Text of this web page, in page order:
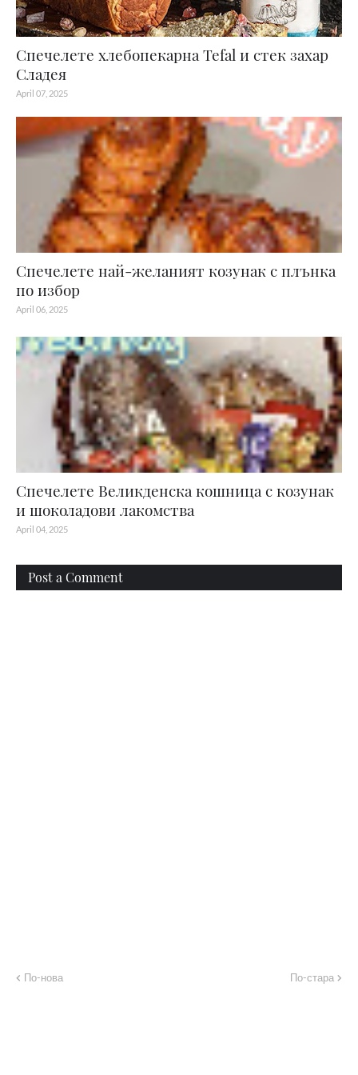
Спечелете хлебопекарна Tefal и стек захар
Сладея
April 07, 2025
Спечелете най-желаният козунак с плънка
по избор
April 06, 2025
Спечелете Великденска кошница с козунак
и шоколадови лакомства
April 04, 2025
Post a Comment
По-нова По-стара